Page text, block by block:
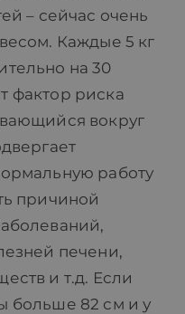
– сейчас очень
Каждые 5 кг
на 30
фактор риска
вокруг
работу
причиной
печени,
и т.д. Если
больше 82 см и у